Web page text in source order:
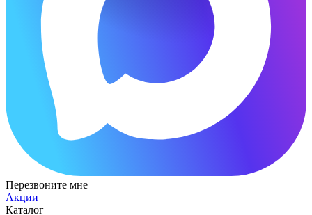
Перезвоните мне
Акции
Каталог